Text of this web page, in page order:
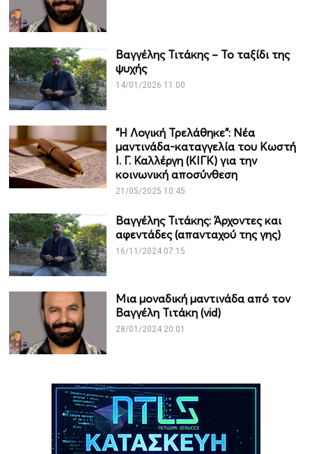
Βαγγέλης Τιτάκης – Το ταξίδι της
ψυχής
14/01/2026 11:00
"Η Λογική Τρελάθηκε": Νέα
μαντινάδα-καταγγελία του Κωστή
Ι. Γ. Καλλέργη (ΚΙΓΚ) για την
κοινωνική αποσύνθεση
21/05/2025 10:45
Βαγγέλης Τιτάκης: Άρχοντες και
αφεντάδες (απανταχού της γης)
16/11/2024 07:15
Μια μοναδική μαντινάδα από τον
Βαγγέλη Τιτάκη (vid)
28/01/2024 20:01